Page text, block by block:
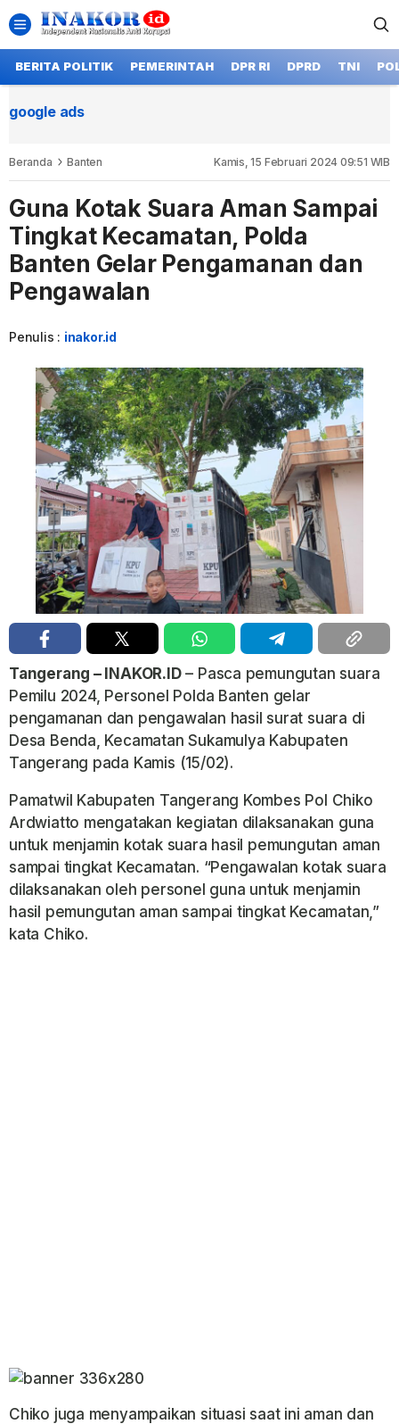
BERITA POLITIK PEMERINTAH DPR RI DPRD TNI
google ads
Beranda Banten Kamis, 15 Februari 2024 09:51 WIB
Guna Kotak Suara Aman Sampai
Tingkat Kecamatan, Polda
Banten Gelar Pengamanan dan
Pengawalan
Penulis : inakor.id
Tangerang – INAKOR.ID– Pasca pemungutan suara
Pemilu 2024, Personel Polda Banten gelar
pengamanan dan pengawalan hasil surat suara di
Desa Benda, Kecamatan Sukamulya Kabupaten
Tangerang pada Kamis (15/02).
Pamatwil Kabupaten Tangerang Kombes Pol Chiko
Ardwiatto mengatakan kegiatan dilaksanakan guna
untuk menjamin kotak suara hasil pemungutan aman
sampai tingkat Kecamatan. “Pengawalan kotak suara
dilaksanakan oleh personel guna untuk menjamin
hasil pemungutan aman sampai tingkat Kecamatan,”
kata Chiko.
Chiko juga menyampaikan situasi saat ini aman dan